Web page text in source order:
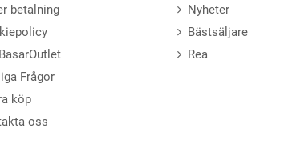
betalning
Frågor
köp
oss
Nyheter
Bästsäljare
Rea